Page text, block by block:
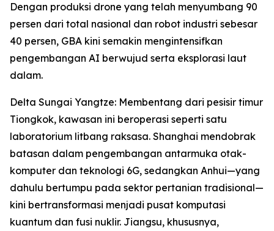
Dengan produksi drone yang telah menyumbang 90
persen dari total nasional dan robot industri sebesar
40 persen, GBA kini semakin mengintensifkan
pengembangan AI berwujud serta eksplorasi laut
dalam.
Delta Sungai Yangtze: Membentang dari pesisir timur
Tiongkok, kawasan ini beroperasi seperti satu
laboratorium litbang raksasa. Shanghai mendobrak
batasan dalam pengembangan antarmuka otak-
komputer dan teknologi 6G, sedangkan Anhui—yang
dahulu bertumpu pada sektor pertanian tradisional—
kini bertransformasi menjadi pusat komputasi
kuantum dan fusi nuklir. Jiangsu, khususnya,